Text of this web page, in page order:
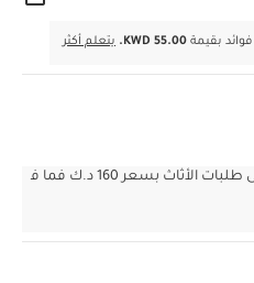
KWD 55.00. يتعلم أكثر
استمتعي بالتوصيل المجاني على طلبات الأثاث بسعر 160 د.ك فما ف